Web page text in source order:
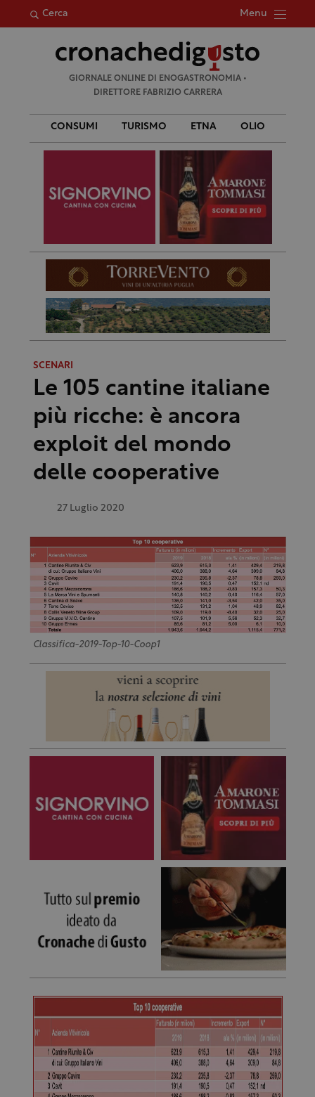
Cerca Menu
per:
GIORNALE ONLINE DI ENOGASTRONOMIA •
DIRETTORE FABRIZIO CARRERA
CONSUMI TURISMO ETNA OLIO
SCENARI
Le 105 cantine italiane
più ricche: è ancora
exploit del mondo
delle cooperative
27 Luglio 2020
Classifica-2019-Top-10-Coop1